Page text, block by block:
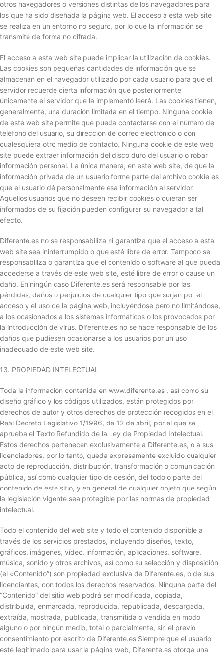
otros navegadores o versiones distintas de los navegadores para
los que ha sido diseñada la página web. El acceso a esta web site
se realiza en un entorno no seguro, por lo que la información se
transmite de forma no cifrada.
El acceso a esta web site puede implicar la utilización de cookies.
Las cookies son pequeñas cantidades de información que se
almacenan en el navegador utilizado por cada usuario para que el
servidor recuerde cierta información que posteriormente
únicamente el servidor que la implementó leerá. Las cookies tienen,
generalmente, una duración limitada en el tiempo. Ninguna cookie
de este web site permite que pueda contactarse con el número de
teléfono del usuario, su dirección de correo electrónico o con
cualesquiera otro medio de contacto. Ninguna cookie de este web
site puede extraer información del disco duro del usuario o robar
información personal. La única manera, en este web site, de que la
información privada de un usuario forme parte del archivo cookie es
que el usuario dé personalmente esa información al servidor.
Aquellos usuarios que no deseen recibir cookies o quieran ser
informados de su fijación pueden configurar su navegador a tal
efecto.
Diferente.es no se responsabiliza ni garantiza que el acceso a esta
web site sea ininterrumpido o que esté libre de error. Tampoco se
responsabiliza o garantiza que el contenido o software al que pueda
accederse a través de este web site, esté libre de error o cause un
daño. En ningún caso Diferente.es será responsable por las
pérdidas, daños o perjuicios de cualquier tipo que surjan por el
acceso y el uso de la página web, incluyéndose pero no limitándose,
a los ocasionados a los sistemas informáticos o los provocados por
la introducción de virus. Diferente.es no se hace responsable de los
daños que pudiesen ocasionarse a los usuarios por un uso
inadecuado de este web site.
13. PROPIEDAD INTELECTUAL
Toda la información contenida en www.diferente.es , así como su
diseño gráfico y los códigos utilizados, están protegidos por
derechos de autor y otros derechos de protección recogidos en el
Real Decreto Legislativo 1/1996, de 12 de abril, por el que se
aprueba el Texto Refundido de la Ley de Propiedad Intelectual.
Estos derechos pertenecen exclusivamente a Diferente.es, o a sus
licenciadores, por lo tanto, queda expresamente excluido cualquier
acto de reproducción, distribución, transformación o comunicación
pública, así como cualquier tipo de cesión, del todo o parte del
contenido de este sitio, y en general de cualquier objeto que según
la legislación vigente sea protegible por las normas de propiedad
intelectual.
Todo el contenido del web site y todo el contenido disponible a
través de los servicios prestados, incluyendo diseños, texto,
gráficos, imágenes, vídeo, información, aplicaciones, software,
música, sonido y otros archivos, así como su selección y disposición
(el «Contenido”) son propiedad exclusiva de Diferente.es, o de sus
licenciantes, con todos los derechos reservados. Ninguna parte del
“Contenido” del sitio web podrá ser modificada, copiada,
distribuida, enmarcada, reproducida, republicada, descargada,
extraída, mostrada, publicada, transmitida o vendida en modo
alguno o por ningún medio, total o parcialmente, sin el previo
consentimiento por escrito de Diferente.es Siempre que el usuario
esté legitimado para usar la página web, Diferente.es otorga una